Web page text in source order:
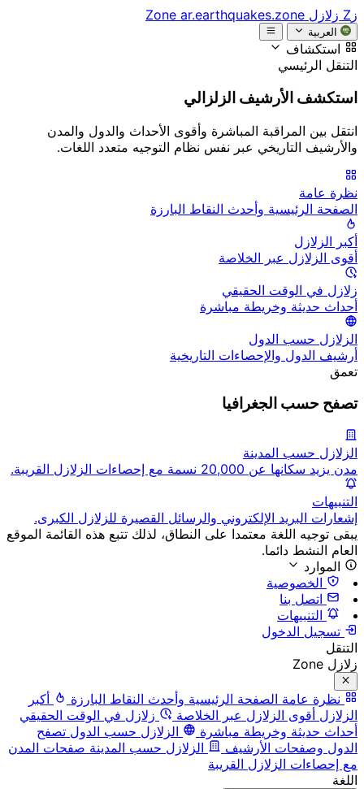
زZ زلازل Zone ar.earthquakes.zone
العربية
استكشاف
التنقل الرئيسي
استكشف الأرشيف الزلزالي
انتقل بين المراقبة المباشرة وأقوى الأحداث والدول والمدن
والأرشيف التاريخي عبر نفس نظام التوجيه متعدد اللغات.
نظرة عامة
الصفحة الرئيسية وأحدث النقاط البارزة
أكبر الزلازل
أقوى الزلازل عبر الخلاصة
زلازل في الوقت الحقيقي
أحداث حديثة وخريطة مباشرة
الزلازل حسب الدول
أرشيف الدول والإحصاءات التاريخية
تعمق
تصفح حسب الجغرافيا
الزلازل حسب المدينة
مدن يزيد سكانها عن 20,000 نسمة مع إحصاءات الزلازل القريبة.
التنبيهات
إشعارات البريد الإلكتروني والرسائل القصيرة للزلازل الكبرى.
يبقى توجيه اللغة معتمدا على النطاق، لذلك تتبع هذه القائمة الموقع
العام النشط دائما.
الموارد
الخصوصية
اتصل بنا
التنبيهات
تسجيل الدخول
التنقل
زلازل Zone
نظرة عامة الصفحة الرئيسية وأحدث النقاط البارزة
أكبر
الزلازل أقوى الزلازل عبر الخلاصة
زلازل في الوقت الحقيقي
أحداث حديثة وخريطة مباشرة
الزلازل حسب الدول تصفح
الدول وصفحات الأرشيف
الزلازل حسب المدينة صفحات المدن
مع إحصاءات الزلازل القريبة
اللغة